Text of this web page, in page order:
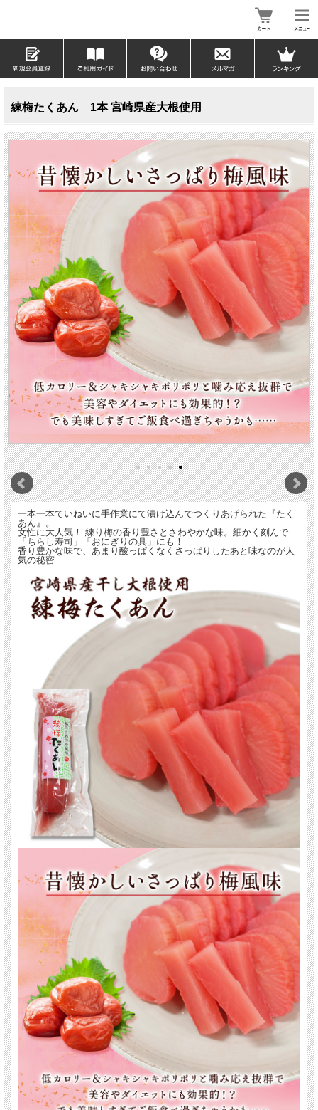
練梅たくあん 1本 宮崎県産大根使用
一本一本ていねいに手作業にて漬け込んでつくりあげられた『たく
あん』。
女性に大人気！ 練り梅の香り豊さとさわやかな味。細かく刻んで
「ちらし寿司」「おにぎりの具」にも！
香り豊かな味で、あまり酸っぱくなくさっぱりしたあと味なのが人
気の秘密